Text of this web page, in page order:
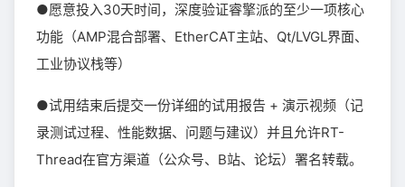
●愿意投入30天时间，深度验证睿擎派的至少一项核心
功能（AMP混合部署、EtherCAT主站、Qt/LVGL界面、
工业协议栈等）
●试用结束后提交一份详细的试用报告 + 演示视频（记
录测试过程、性能数据、问题与建议）并且允许RT-
Thread在官方渠道（公众号、B站、论坛）署名转载。